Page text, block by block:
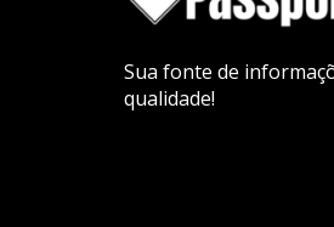
Sua fonte de
qualidade!